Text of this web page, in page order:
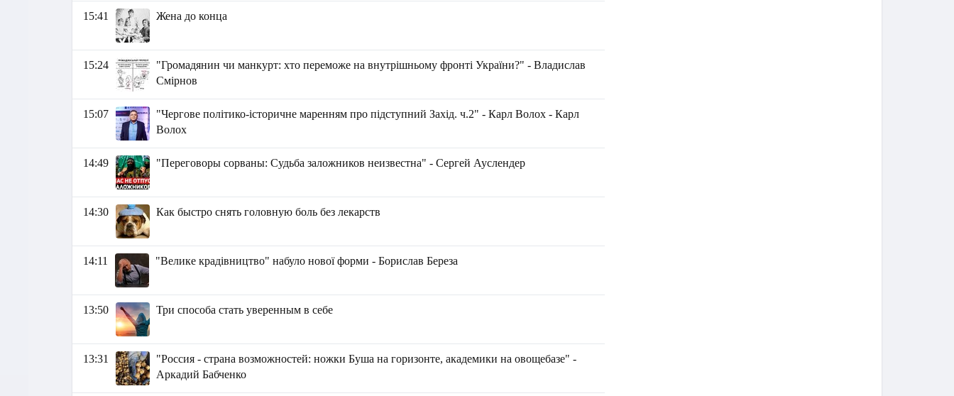
15:41 Жена до конца
15:24
"Громадянин чи манкурт: хто переможе на внутрішньому фронті України?" - Владислав
Смірнов
15:07
"Чергове політико-історичне маренням про підступний Захід. ч.2" - Карл Волох - Карл
Волох
14:49 "Переговоры сорваны: Судьба заложников неизвестна" - Сергей Ауслендер
14:30 Как быстро снять головную боль без лекарств
14:11 "Велике крадівництво" набуло нової форми - Борислав Береза
13:50 Три способа стать уверенным в себе
13:31
"Россия - страна возможностей: ножки Буша на горизонте, академики на овощебазе" -
Аркадий Бабченко